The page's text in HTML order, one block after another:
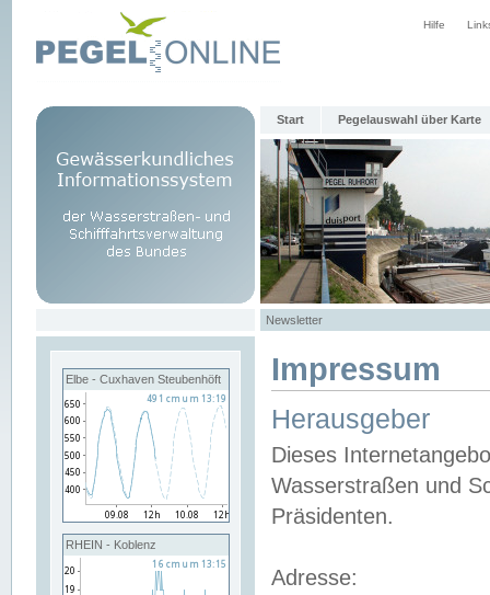
Hilfe
Start Pegelauswahl über Karte
Newsletter
Elbe - Cuxhaven Steubenhöft
RHEIN - Koblenz
Impressum
Herausgeber
Dieses
Wasserstraßen und
Präsidenten.
Adresse: